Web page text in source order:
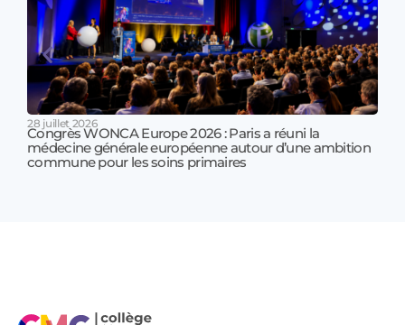
28 juillet 2026
Congrès WONCA Europe 2026 : Paris a réuni la
médecine générale européenne autour d’une ambition
commune pour les soins primaires